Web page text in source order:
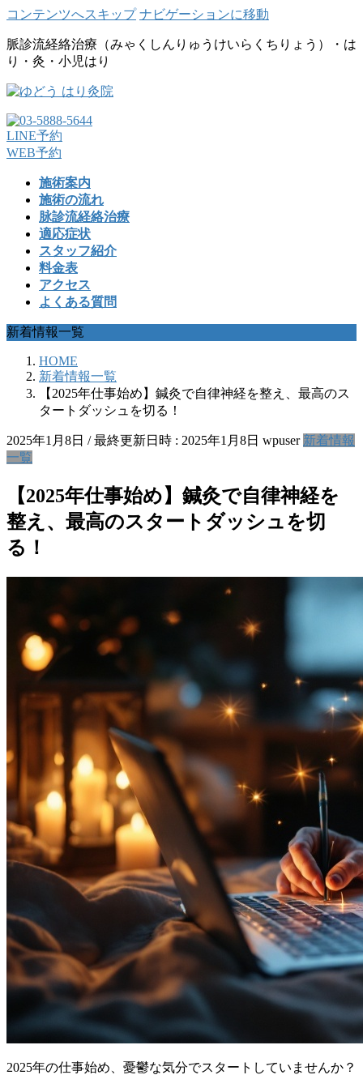
コンテンツへスキップ ナビゲーションに移動
脈診流経絡治療（みゃくしんりゅうけいらくちりょう）・は
り・灸・小児はり
LINE予約
WEB予約
施術案内
施術の流れ
脉診流経絡治療
適応症状
スタッフ紹介
料金表
アクセス
よくある質問
新着情報一覧
HOME
新着情報一覧
【2025年仕事始め】鍼灸で自律神経を整え、最高のス
タートダッシュを切る！
2025年1月8日 / 最終更新日時 : 2025年1月8日 wpuser 新着情報
一覧
【2025年仕事始め】鍼灸で自律神経を
整え、最高のスタートダッシュを切
る！
2025年の仕事始め、憂鬱な気分でスタートしていませんか？